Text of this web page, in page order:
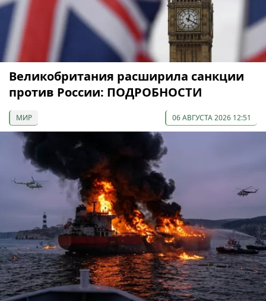
Великобритания расширила санкции
против России: ПОДРОБНОСТИ
МИР 06 АВГУСТА 2026 12:51